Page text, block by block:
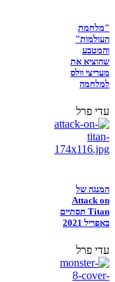
"מלחמת
העולמות"
והמטבע
שהוציא את
מעריצי וולס
למלחמה
עדי פרל
המנגה של
Attack on
Titan תסתיים
באפריל 2021
עדי פרל